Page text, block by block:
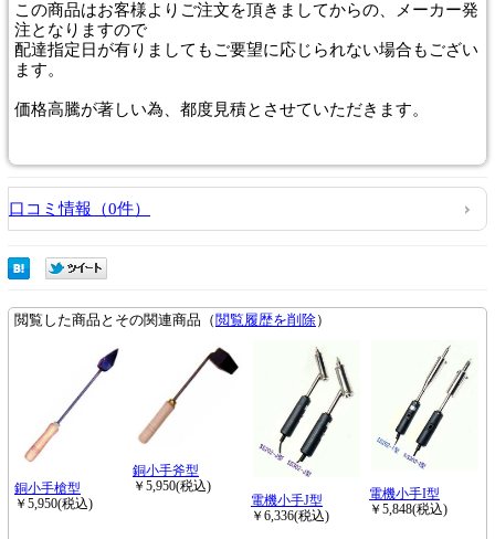
この商品はお客様よりご注文を頂きましてからの、メーカー発
注となりますので
配達指定日が有りましてもご要望に応じられない場合もござい
ます。
価格高騰が著しい為、都度見積とさせていただきます。
口コミ情報（0件）